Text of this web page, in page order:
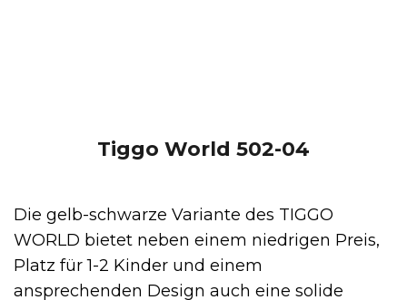
Tiggo World 502-04
Die gelb-schwarze Variante des TIGGO
WORLD bietet neben einem niedrigen Preis,
Platz für 1-2 Kinder und einem
ansprechenden Design auch eine solide